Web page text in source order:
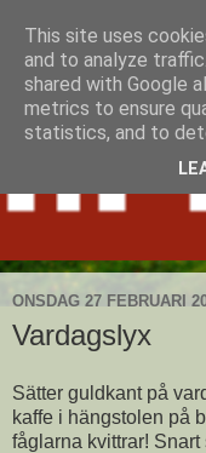
ONSDAG 27 FEBRUARI
Vardagslyx
Sätter guldkant på
kaffe i hängstolen på
fåglarna kvittrar!
This site uses
and to analyze
shared with Google
metrics to ensure
statistics, and to